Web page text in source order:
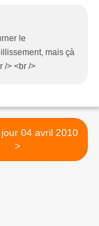
le
mais çà
/> <br />
04 avril 2010
>